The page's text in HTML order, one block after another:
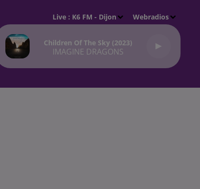
Live : K6 FM - Dijon Webradios
Children Of The Sky (2023)
IMAGINE DRAGONS